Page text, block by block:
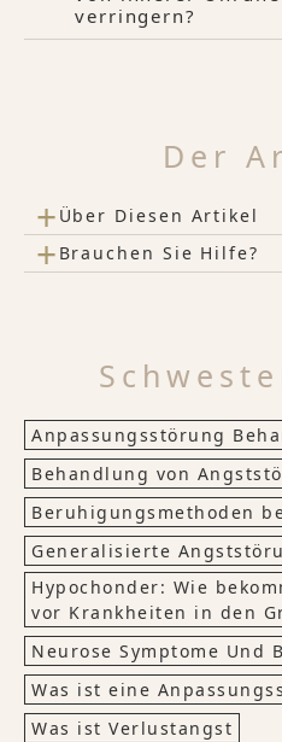
verringern?
Der
+ Über Diesen Artikel
+ Brauchen Sie Hilfe?
Anpassungsstörung
Behandlung von
Beruhigungsmethoden
Generalisierte
Hypochonder: Wie
vor Krankheiten in den
Neurose Symptome Und
Was ist eine
Was ist Verlustangst